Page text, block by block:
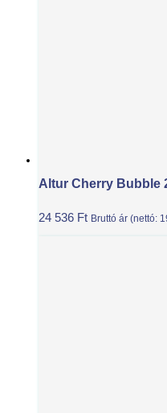
Altur Cherry Bubble
24 536 Ft Bruttó ár (nettó: